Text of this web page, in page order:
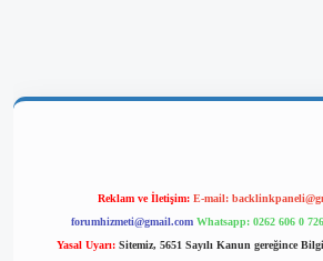
Reklam ve İletişim: E-mail:
forumhizmeti@gmail.com Whatsapp: 0262 606 0 726
Yasal Uyarı: Sitemiz, 5651 Sayılı Kanun gereğince